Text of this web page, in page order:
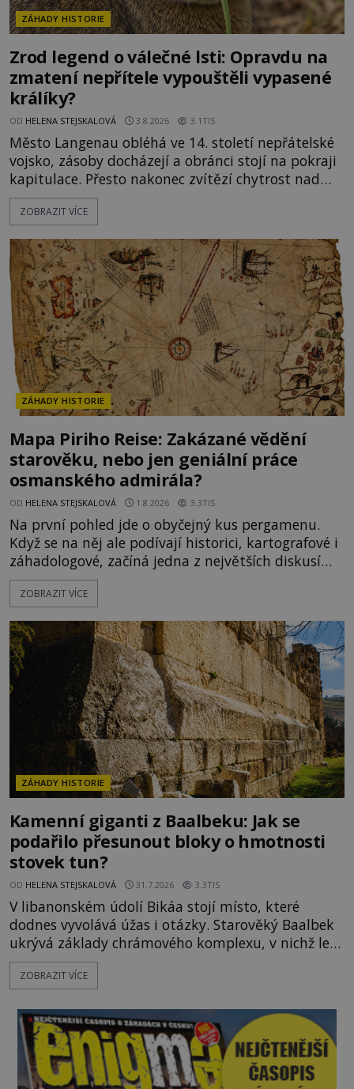
ZÁHADY HISTORIE
Zrod legend o válečné lsti: Opravdu na
zmatení nepřítele vypouštěli vypasené
králíky?
OD HELENA STEJSKALOVÁ 3.8.2026 3.1TIS
Město Langenau obléhá ve 14. století nepřátelské
vojsko, zásoby docházejí a obránci stojí na pokraji
kapitulace. Přesto nakonec zvítězí chytrost nad
hrubou silou. Podle staré německé legendy vypustí
obyvatelé za hradby dobře živeného králíka, aby
dost. Čas pracuje pro obléhatele. Ve městě ubývají
zásoby a každý den znamená další porci strádá
ZOBRAZIT VÍCE
ZÁHADY HISTORIE
Mapa Piriho Reise: Zakázané vědění
starověku, nebo jen geniální práce
osmanského admirála?
OD HELENA STEJSKALOVÁ 1.8.2026 3.3TIS
Na první pohled jde o obyčejný kus pergamenu.
Když se na něj ale podívají historici, kartografové i
záhadologové, začíná jedna z největších diskusí
moderní historie. Osmanský admirál Piri Reis roku
1513 kreslí mapu světa, která překvapuje
ní vidí důkaz ztracené civilizace nebo dokonce
znalost Antarktidy dávno před jejím objevením.
Jiní tvrdí,
ZOBRAZIT VÍCE
ZÁHADY HISTORIE
Kamenní giganti z Baalbeku: Jak se
podařilo přesunout bloky o hmotnosti
stovek tun?
OD HELENA STEJSKALOVÁ 31.7.2026 3.3TIS
V libanonském údolí Bikáa stojí místo, které
dodnes vyvolává úžas i otázky. Starověký Baalbek
ukrývá základy chrámového komplexu, v nichž leží
kameny tak obrovské, že se zdá téměř nemožné je
přesunout. Některé bloky váží kolem tisíce tun,
kolosů dokonce odhadem až 1650 tun. Jak lidé bez
moderních strojů dokázali takové giganty vytesat,
dopravit a přesně u
ZOBRAZIT VÍCE